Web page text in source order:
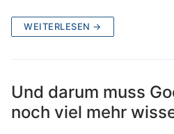
WEITERLESEN →
Und darum muss
noch viel mehr